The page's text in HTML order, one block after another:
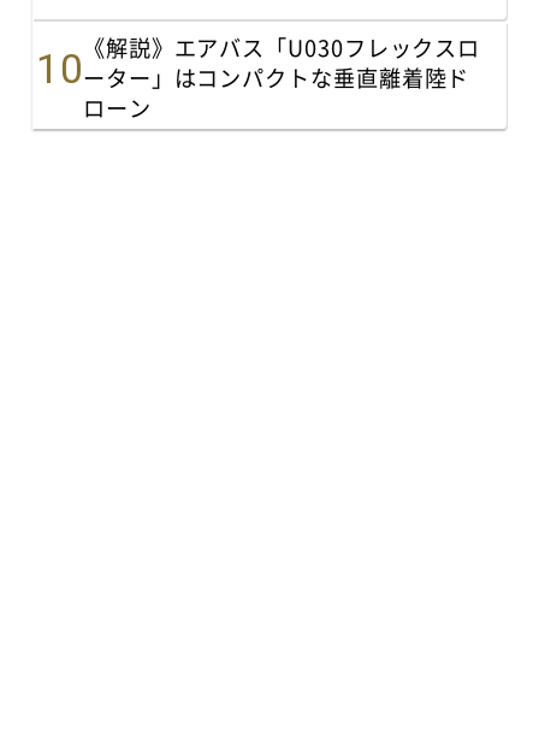
《解説》エアバス「U030フレックスロ
ーター」はコンパクトな垂直離着陸ド
ローン